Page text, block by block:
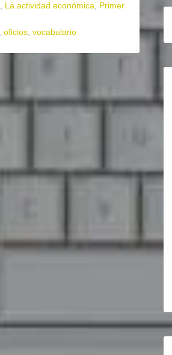
La actividad económica
Primer
oficios vocabulario